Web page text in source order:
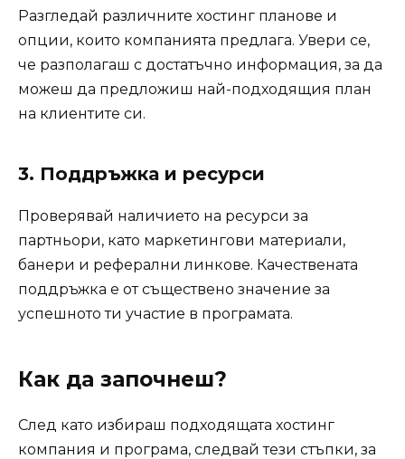
Разгледай различните хостинг планове и
опции, които компанията предлага. Увери се,
че разполагаш с достатъчно информация, за да
можеш да предложиш най-подходящия план
на клиентите си.
3. Поддръжка и ресурси
Проверявай наличието на ресурси за
партньори, като маркетингови материали,
банери и реферални линкове. Качествената
поддръжка е от съществено значение за
успешното ти участие в програмата.
Как да започнеш?
След като избираш подходящата хостинг
компания и програма, следвай тези стъпки, за